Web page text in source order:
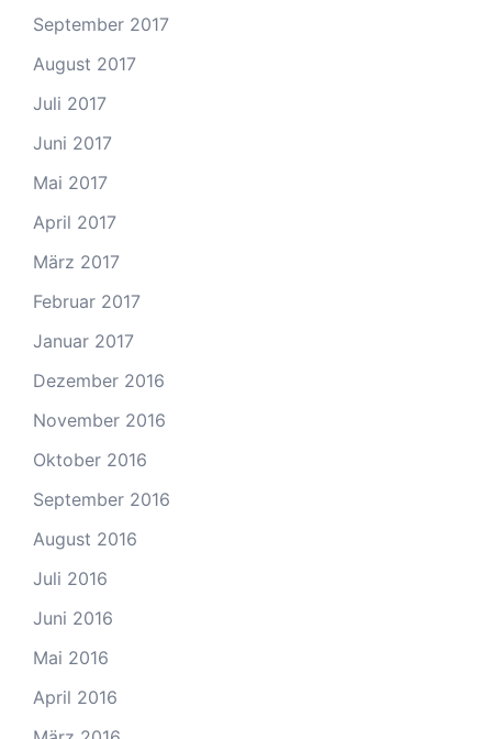
September 2017
August 2017
Juli 2017
Juni 2017
Mai 2017
April 2017
März 2017
Februar 2017
Januar 2017
Dezember 2016
November 2016
Oktober 2016
September 2016
August 2016
Juli 2016
Juni 2016
Mai 2016
April 2016